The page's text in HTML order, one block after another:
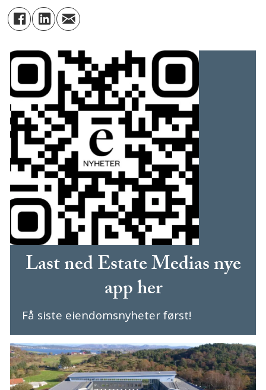
Last ned Estate Medias nye
app her
Få siste eiendomsnyheter først!